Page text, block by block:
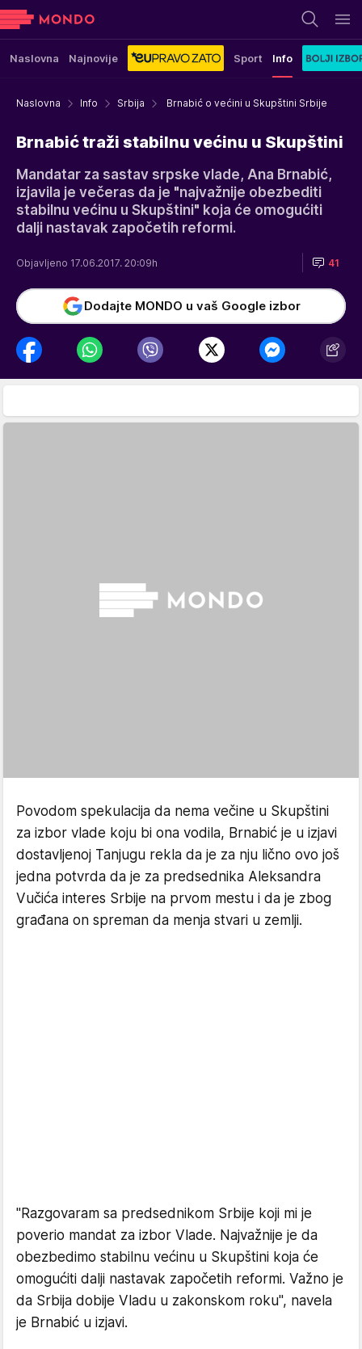
Naslovna Najnovije Sport Info
Naslovna Info Srbija Brnabić o većini u Skupštini Srbije
Brnabić traži stabilnu većinu u Skupštini
Mandatar za sastav srpske vlade, Ana Brnabić,
izjavila je večeras da je "najvažnije obezbediti
stabilnu većinu u Skupštini" koja će omogućiti
dalji nastavak započetih reformi.
Objavljeno 17.06.2017. 20:09h 41
Dodajte MONDO u vaš Google izbor
Povodom spekulacija da nema večine u Skupštini
za izbor vlade koju bi ona vodila, Brnabić je u izjavi
dostavljenoj Tanjugu rekla da je za nju lično ovo još
jedna potvrda da je za predsednika Aleksandra
Vučića interes Srbije na prvom mestu i da je zbog
građana on spreman da menja stvari u zemlji.
"Razgovaram sa predsednikom Srbije koji mi je
poverio mandat za izbor Vlade. Najvažnije je da
obezbedimo stabilnu većinu u Skupštini koja će
omogućiti dalji nastavak započetih reformi. Važno je
da Srbija dobije Vladu u zakonskom roku", navela
je Brnabić u izjavi.